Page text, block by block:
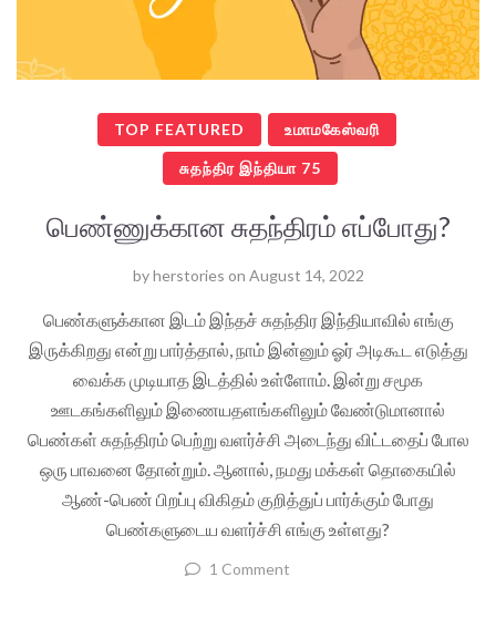
TOP FEATURED உமாமகேஸ்வரி
சுதந்திர இந்தியா 75
பெண்ணுக்கான சுதந்திரம் எப்போது?
byherstories on August 14, 2022
பெண்களுக்கான இடம் இந்தச் சுதந்திர இந்தியாவில் எங்கு
இருக்கிறது என்று பார்த்தால், நாம் இன்னும் ஓர் அடிகூட எடுத்து
வைக்க முடியாத இடத்தில் உள்ளோம். இன்று சமூக
ஊடகங்களிலும் இணையதளங்களிலும் வேண்டுமானால்
பெண்கள் சுதந்திரம் பெற்று வளர்ச்சி அடைந்து விட்டதைப் போல
ஒரு பாவனை தோன்றும். ஆனால், நமது மக்கள் தொகையில்
ஆண்-பெண் பிறப்பு விகிதம் குறித்துப் பார்க்கும் போது
பெண்களுடைய வளர்ச்சி எங்கு உள்ளது?
1 Comment